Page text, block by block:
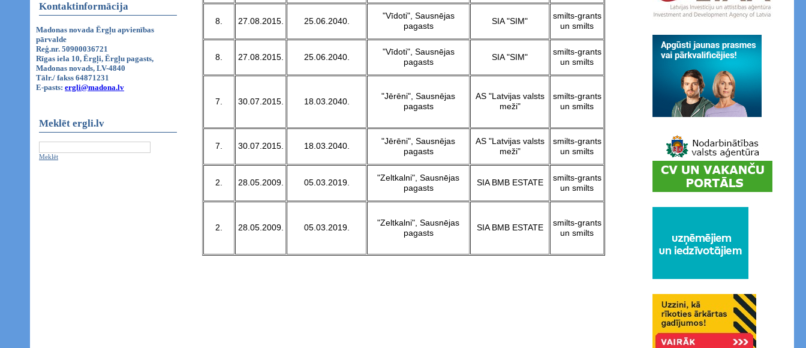
Kontaktinformācija
Madonas novada Ērgļu apvienības
pārvalde
Reģ.nr. 50900036721
Rīgas iela 10, Ērgļi, Ērgļu pagasts,
Madonas novads, LV-4840
Tālr./ fakss 64871231
E-pasts: ergli@madona.lv
Meklēt ergli.lv
Meklēt
8. 27.08.2015. 25.06.2040.
"Vīdoti", Sausnējas
pagasts
SIA "SIM"
smilts-grants
un smilts
8. 27.08.2015. 25.06.2040.
"Vīdoti", Sausnējas
pagasts
SIA "SIM"
smilts-grants
un smilts
7. 30.07.2015. 18.03.2040.
"Jērēni", Sausnējas
pagasts
AS "Latvijas valsts
meži"
smilts-grants
un smilts
7. 30.07.2015. 18.03.2040.
"Jērēni", Sausnējas
pagasts
AS "Latvijas valsts
meži"
smilts-grants
un smilts
2. 28.05.2009. 05.03.2019.
"Zeltkalni", Sausnējas
pagasts
SIA BMB ESTATE
smilts-grants
un smilts
2. 28.05.2009. 05.03.2019.
"Zeltkalni", Sausnējas
pagasts
SIA BMB ESTATE
smilts-grants
un smilts